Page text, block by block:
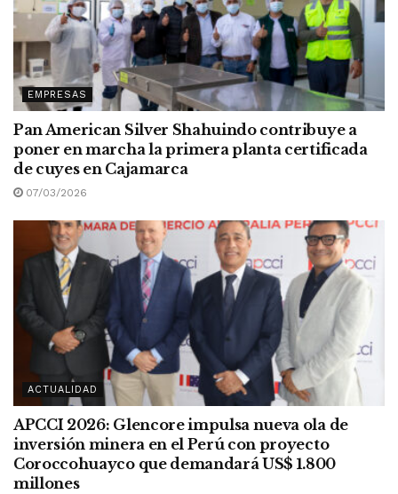
EMPRESAS
Pan American Silver Shahuindo contribuye a
poner en marcha la primera planta certificada
de cuyes en Cajamarca
07/03/2026
ACTUALIDAD
APCCI 2026: Glencore impulsa nueva ola de
inversión minera en el Perú con proyecto
Coroccohuayco que demandará US$ 1.800
millones